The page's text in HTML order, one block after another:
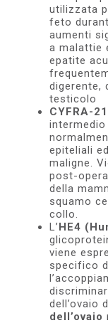
utilizzata
feto
aumenti
a malattie
epatite
digerente,
testicolo
CYFRA-21
epiteliali
maligne.
post-
della
squamo
collo.
L’HE4
viene
specifico
dell’ovaio
dell’ovaio